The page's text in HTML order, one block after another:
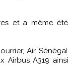
et a même été
Air Sénégal
Airbus A319 ainsi